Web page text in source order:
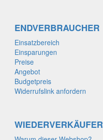
ENDVERBRAUCHER
Einsatzbereich
Einsparungen
Preise
Angebot
Budgetpreis
Widerrufslink anfordern
WIEDERVERKÄUFER